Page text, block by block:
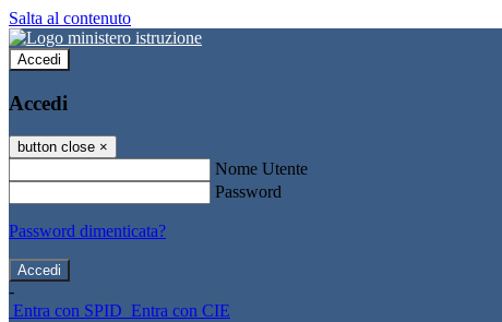
Salta al contenuto
Accedi
Accedi
button close ×
Nome Utente
Password
Password dimenticata?
-
Entra con SPID Entra con CIE